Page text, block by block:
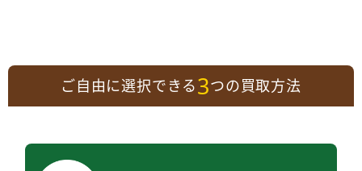
ご自由に選択できる3つの買取方法